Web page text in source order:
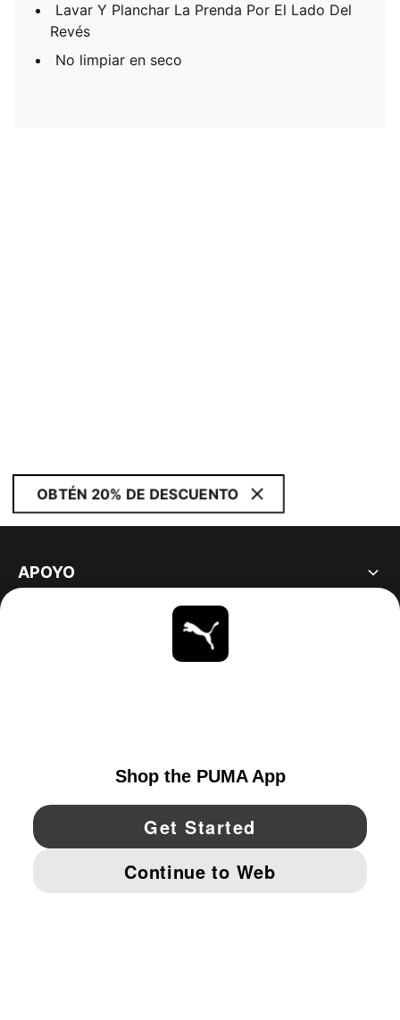
Lavar Y Planchar La Prenda Por El Lado Del
Revés
No limpiar en seco
OBTÉN 20% DE DESCUENTO
APOYO
YouTube Twitter Pinterest
IMPRINT AND LEGAL DATA